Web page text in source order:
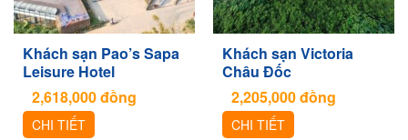
Khách sạn Pao’s Sapa
Leisure Hotel
2,618,000đồng
CHI TIẾT
Khách sạn Victoria
Châu Đốc
2,205,000đồng
CHI TIẾT